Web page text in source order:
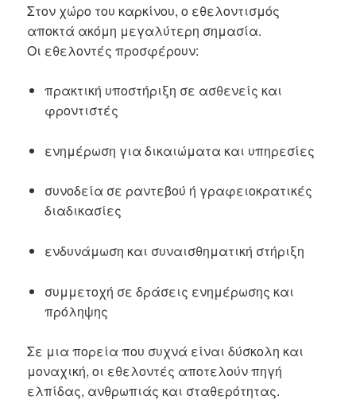
Στον χώρο του καρκίνου, ο εθελοντισμός
αποκτά ακόμη μεγαλύτερη σημασία.
Οι εθελοντές προσφέρουν:
πρακτική υποστήριξη σε ασθενείς και
φροντιστές
ενημέρωση για δικαιώματα και υπηρεσίες
συνοδεία σε ραντεβού ή γραφειοκρατικές
διαδικασίες
ενδυνάμωση και συναισθηματική στήριξη
συμμετοχή σε δράσεις ενημέρωσης και
πρόληψης
Σε μια πορεία που συχνά είναι δύσκολη και
μοναχική, οι εθελοντές αποτελούν πηγή
ελπίδας, ανθρωπιάς και σταθερότητας.